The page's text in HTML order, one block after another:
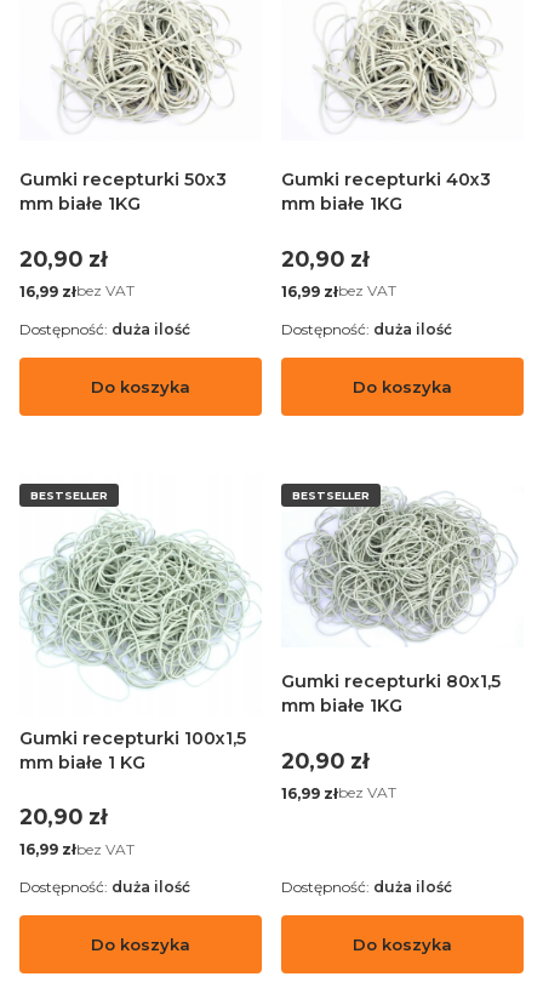
Gumki recepturki 50x3
mm białe 1KG
Cena
20,90 zł
Cena
16,99 złbez VAT
Do koszyka
Dostępność: duża ilość
Gumki recepturki 40x3
mm białe 1KG
Cena
20,90 zł
Cena
16,99 złbez VAT
Do koszyka
Dostępność: duża ilość
BESTSELLER
Gumki recepturki 100x1,5
mm białe 1 KG
Cena
20,90 zł
Cena
16,99 złbez VAT
Do koszyka
Dostępność: duża ilość
BESTSELLER
Gumki recepturki 80x1,5
mm białe 1KG
Cena
20,90 zł
Cena
16,99 złbez VAT
Do koszyka
Dostępność: duża ilość